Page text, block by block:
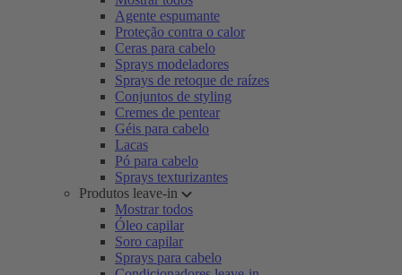
Agente espumante
Proteção contra o calor
Ceras para cabelo
Sprays modeladores
Sprays de retoque de raízes
Conjuntos de styling
Cremes de pentear
Géis para cabelo
Lacas
Pó para cabelo
Sprays texturizantes
Produtos leave-in
Mostrar todos
Óleo capilar
Soro capilar
Sprays para cabelo